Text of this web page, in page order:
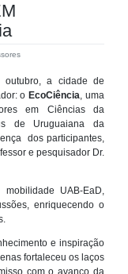
a cidade de
o EcoCiência, uma
em Ciências da
de Uruguaiana da
dos participantes,
e pesquisador Dr.
UAB-EaD,
enriquecendo o
e inspiração
fortaleceu os laços